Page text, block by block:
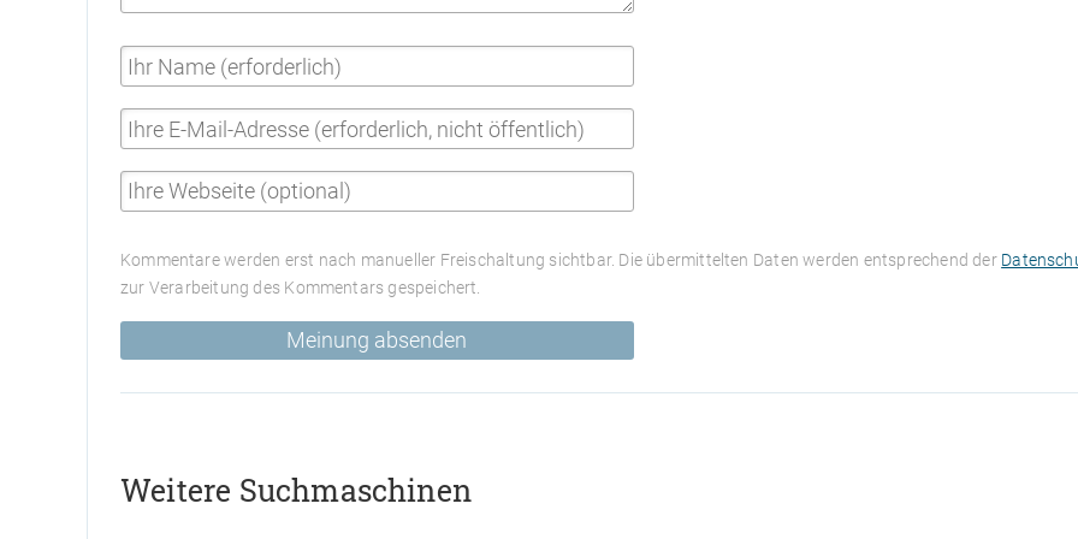
Kommentare werden erst nach manueller Freischaltung sichtbar. Die übermittelten Daten werden entsprechend der
zur Verarbeitung des Kommentars gespeichert.
Meinung absenden
Weitere Suchmaschinen